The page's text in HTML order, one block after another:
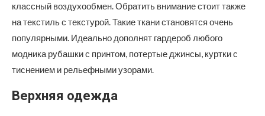
классный воздухообмен. Обратить внимание стоит также
на текстиль с текстурой. Такие ткани становятся очень
популярными. Идеально дополнят гардероб любого
модника рубашки с принтом, потертые джинсы, куртки с
тиснением и рельефными узорами.
Верхняя одежда